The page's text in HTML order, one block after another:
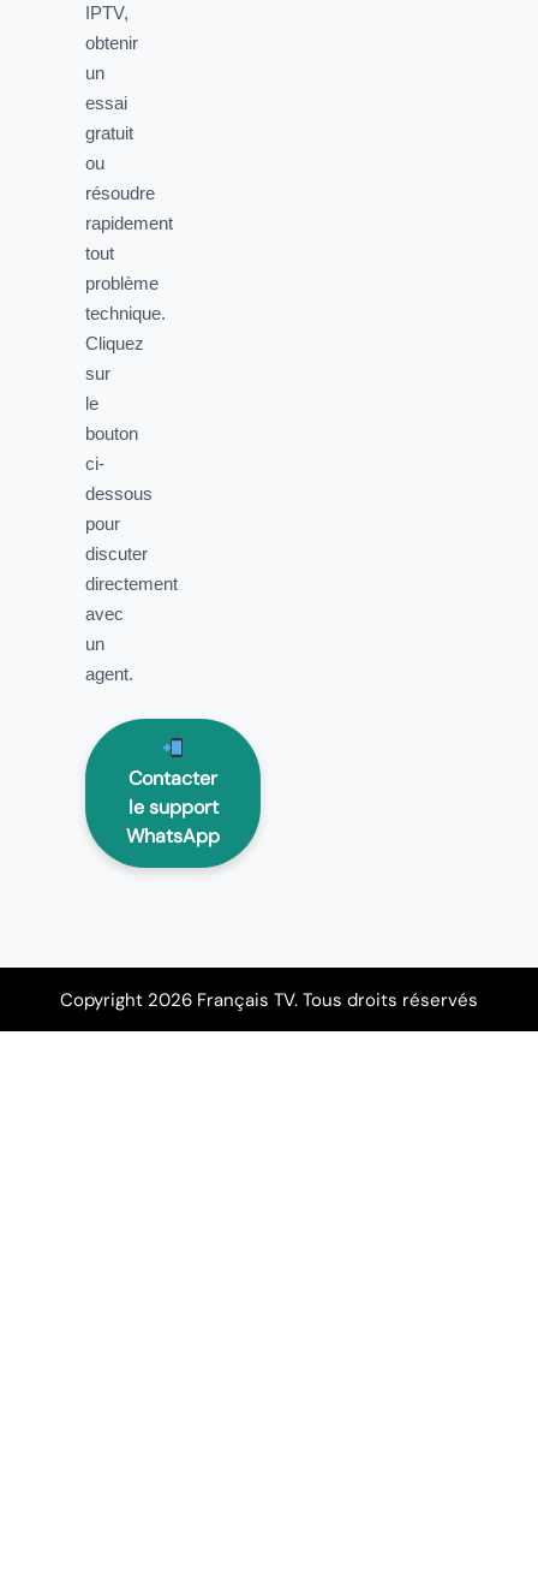
IPTV,
obtenir
un
essai
gratuit
ou
résoudre
rapidement
tout
problème
technique.
Cliquez
sur
le
bouton
ci-
dessous
pour
discuter
directement
avec
un
agent.
Contacter
le support
WhatsApp
Copyright 2026 Français TV. Tous droits réservés